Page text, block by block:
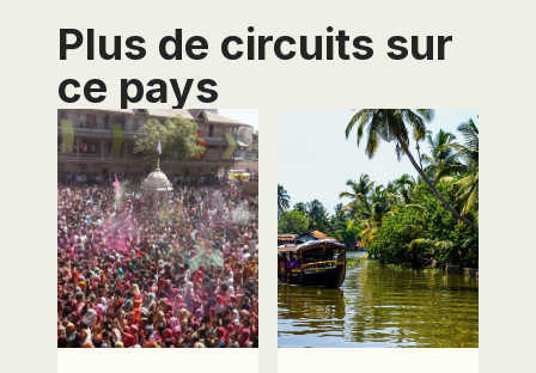
Ancelle, BP 129,
92202 Neuilly sur
Seine Cedex
Plus de circuits sur
ce pays